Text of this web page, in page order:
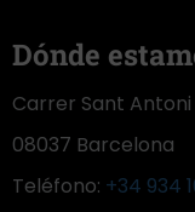
Dónde
Carrer Sant Antoni
08037 Barcelona
Teléfono: +34 934